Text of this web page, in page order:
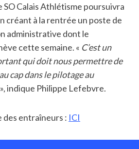
SO Calais Athlétisme poursuivra
créant à la rentrée un poste de
administrative dont le
cette semaine. « C’est un
qui doit nous permettre de
cap dans le pilotage au
indique Philippe Lefebvre.
des entraîneurs : ICI